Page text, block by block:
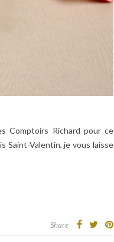
Comptoirs Richard pour ce
Saint-Valentin, je vous laisse
Share